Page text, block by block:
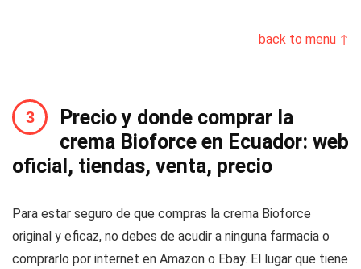
back to menu ↑
Precio y donde comprar la
crema Bioforce en Ecuador: web
oficial, tiendas, venta, precio
Para estar seguro de que compras la crema Bioforce
original y eficaz, no debes de acudir a ninguna farmacia o
comprarlo por internet en Amazon o Ebay. El lugar que tiene